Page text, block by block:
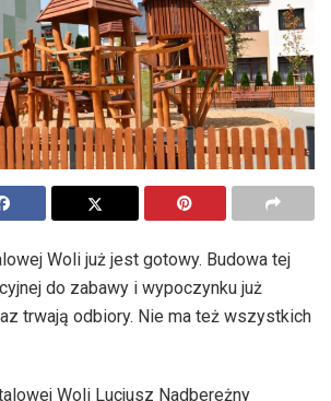
Woli już jest gotowy. Budowa tej
do zabawy i wypoczynku już
trwają odbiory. Nie ma też wszystkich
Woli Lucjusz Nadbereżny